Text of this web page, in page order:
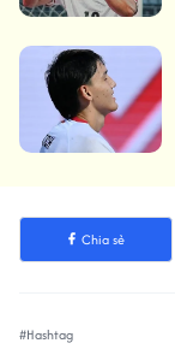
Chia sẻ
#Hashtag